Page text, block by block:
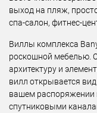
выход на пляж,
спа-салон, фитнес-
Виллы комплекса
роскошной мебелью.
архитектуру и
вилл открывается
вашем распоряжении
спутниковыми